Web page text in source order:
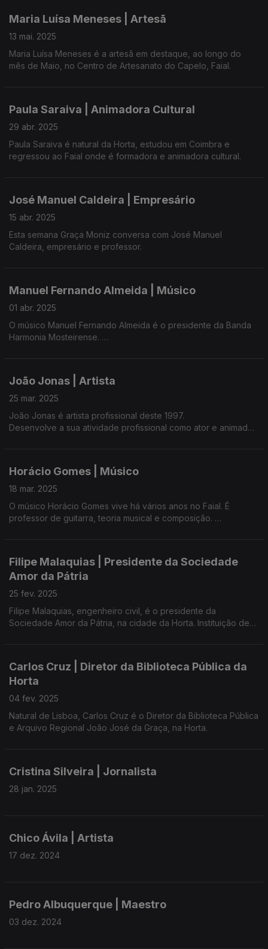
Sonhadora, tem mil ideias na mente. Com um percurso
Maria Luísa Meneses | Artesã
13 mai. 2025
Maria Luísa Meneses é a artesã em destaque, ao longo do
mês de Maio, no Centro de Artesanato do Capelo, Faial.
Paula Saraiva | Animadora Cultural
29 abr. 2025
Paula Saraiva é natural da Horta, estudou em Coimbra e
regressou ao Faial onde é formadora e animadora cultural.
José Manuel Caldeira | Empresário
15 abr. 2025
Esta semana Graça Moniz conversa com José Manuel
Caldeira, empresário e professor.
Manuel Fernando Almeida | Músico
01 abr. 2025
O músico Manuel Fernando Almeida é o presidente da Banda
Harmonia Mosteirense.
pessoas no Tentorium, Portas do Mar, em Ponta Delgada.
A banda tem contado com a participação de artistas regionais,
Micaelense e no Coliseu Micaelense.
João Jonas | Artista
25 mar. 2025
João Jonas é artista profissional deste 1997.
Desenvolve a sua atividade profissional como ator e animador
Horácio Gomes | Músico
18 mar. 2025
O músico Horácio Gomes vive há vários anos no Faial. É
professor de guitarra, teoria musical e composição.
Filipe Malaquias | Presidente da Sociedade
Amor da Pátria
25 fev. 2025
Filipe Malaquias, engenheiro civil, é o presidente da
Sociedade Amor da Pátria, na cidade da Horta. Instituição de
A Sociedade Amor da Pátria foi agraciada pela Presidência da
República com a Ordem do Mérito.
Carlos Cruz | Diretor da Biblioteca Pública da
Horta
04 fev. 2025
Natural de Lisboa, Carlos Cruz é o Diretor da Biblioteca Pública
e Arquivo Regional João José da Graça, na Horta.
Cristina Silveira | Jornalista
28 jan. 2025
Chico Ávila | Artista
17 dez. 2024
Pedro Albuquerque | Maestro
03 dez. 2024